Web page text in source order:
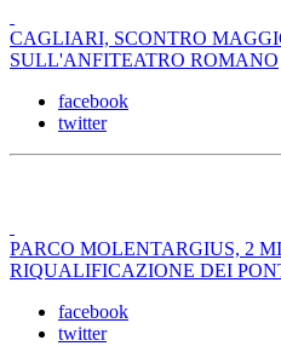
CAGLIARI, SCONTRO
SULL'ANFITEATRO ROMANO
facebook
twitter
PARCO MOLENTARGIUS, 2
RIQUALIFICAZIONE DEI
facebook
twitter